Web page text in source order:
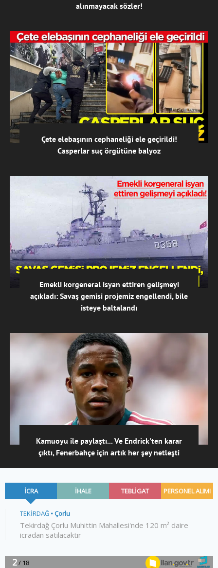
alınmayacak sözler!
Çete elebaşının cephaneliği ele geçirildi!
Casperlar suç örgütüne balyoz
Emekli korgeneral isyan ettiren gelişmeyi
açıkladı: Savaş gemisi projemiz engellendi, bile
isteye baltalandı
Kamuoyu ile paylaştı... Ve Endrick'ten karar
çıktı, Fenerbahçe için artık her şey netleşti